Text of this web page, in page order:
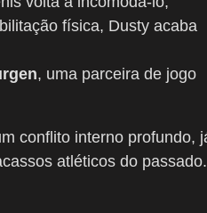
física, Dusty acaba
, uma parceira de jogo
conflito interno profundo,
atléticos do passado.